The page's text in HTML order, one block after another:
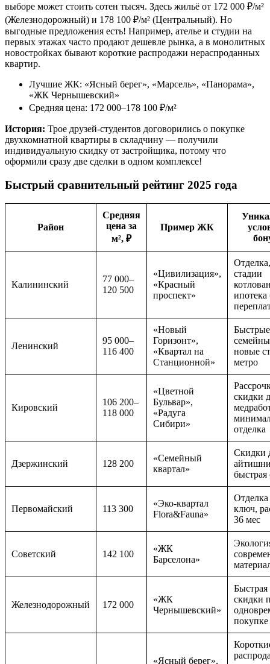
выборе может стоить сотен тысяч. Здесь жильё от 172 000 ₽/м²
(Железнодорожный) и 178 100 ₽/м² (Центральный). Но
выгодные предложения есть! Например, ателье и студии на
первых этажах часто продают дешевле рынка, а в монолитных
новостройках бывают короткие распродажи нераспроданных
квартир.
Лучшие ЖК: «Ясный берег», «Марсель», «Панорама»,
«ЖК Чернышевский»
Средняя цена: 172 000–178 100 ₽/м²
История: Трое друзей-студентов договорились о покупке
двухкомнатной квартиры в складчину — получили
индивидуальную скидку от застройщика, потому что
оформили сразу две сделки в одном комплексе!
Быстрый сравнительный рейтинг 2025 года
Район
Средняя
цена за
м², ₽
Пример ЖК
Калининский
77 000–
120 500
«Цивилизация»,
«Красный
проспект»
стадии
ипотека
Ленинский
95 000–
116 400
«Новый
Горизонт»,
«Квартал на
Станционной»
новые
метро
Кировский
106 200–
118 000
«Цветной
Бульвар»,
«Радуга
Сибири»
скидки
отделка
Дзержинский 128 200
«Семейный
квартал»
Скидки
быстрая
Первомайский 113 300
«Эко-квартал
Flora&Fauna»
ключ,
36 мес
Советский 142 100
«ЖК
Барселона»
Железнодорожный 172 000
«ЖК
Чернышевский»
Быстрая
скидки
покупке
«Ясный берег»,